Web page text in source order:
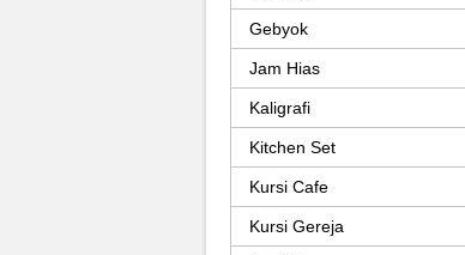
Gebyok
Jam Hias
Kaligrafi
Kitchen Set
Kursi Cafe
Kursi Gereja